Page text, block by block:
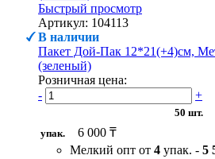
Быстрый просмотр
Артикул: 104113
В наличии
Пакет Дой-Пак 12*21(+4)см,
(зеленый)
Розничная цена:
-
+
50 шт.
упак.
6 000 ₸
Мелкий опт от 4 упак. - 5